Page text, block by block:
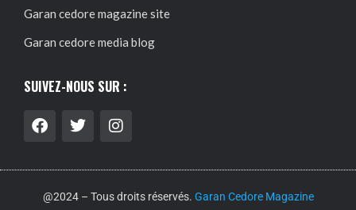
Garan cedore magazine site
Garan cedore media blog
SUIVEZ-NOUS SUR :
@2024 – Tous droits réservés. Garan Cedore Magazine